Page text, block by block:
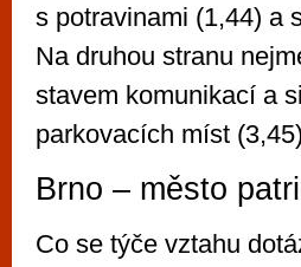
s potravinami (1,44) a
Na druhou stranu
stavem komunikací a
parkovacích míst
Brno – město
Co se týče vztahu